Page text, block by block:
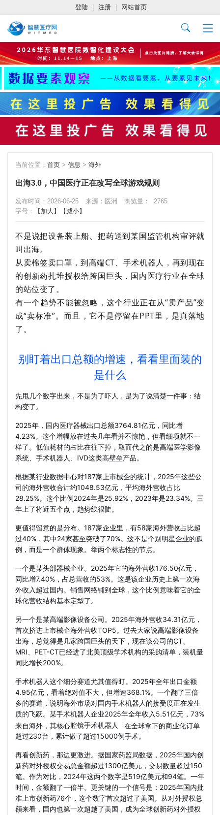
登陆 注册 网站首页
当前位置： 首页 > 信息 > 海外
出海3.0，中国医疗正在改写全球游戏规则
发布时间：2026-06-25 来源：医洲 浏览量：
2765
字号：
【加大】 【减小】
不是说把设备装上船、把药送到某国监管机构审评就
叫出海。
从卖棉签卖口罩，到高端CT、手术机器人，再到现在
的创新药扎堆授权给跨国巨头，国内医疗行业在全球
的站位变了。
有一个趋势不能被忽略，这个行业正在从“卖产品”变
成“卖标准”。而且，它不是停留在PPT里，是真落地
了。
别盯着出口总额的增速，看看里面装的
是什么
先甩几个数字出来，不是为了吓人，是为了说清楚一件事：结
构变了。
2025年，国内医疗器械出口总额3764.81亿元，同比增
4.23%。这个增幅放在过去几年看并不惊艳，但看细项就不一
样了。低值耗材的占比在往下掉，取而代之的是高端医学影像
系统、手术机器人、IVD这类高壁垒产品。
根据某行业数据中心对187家上市械企的统计，2025年这些公
司的海外营收合计约1048.53亿元，平均海外营收占比
28.25%。这个比例2024年是25.92%，2023年是23.34%。三
年上了将近五个点，趋势线很陡。
更值得留意的是分布。187家企业里，有58家海外营收占比超
过40%，其中24家甚至突破了70%。这不是个别明星企业的孤
例，而是一个群体现象。举两个标志性的节点。
一个是某头部器械企业。2025年它的海外营收176.50亿元，
同比增7.40%，占总营收的53%。这是该企业历史上第一次海
外收入超过国内。销售网络铺到全球，这个比例意味着它的全
球化营收结构基本定型了。
另一个是某高端影像设备公司。2025年海外营收34.31亿元，
首次挤进上市械企海外营收TOP5。过去大家说高端影像设备
出海，总觉得是几家跨国巨头的天下，现在该公司的CT、
MRI、PET-CT已经进了北美顶级学术机构的采购清单，装机量
同比增长200%。
手术机器人这个细分赛道尤其值得盯。2025年全年出口金额
4.95亿元，看着绝对值不大，但增速368.1%。一个翻了三倍
多的赛道，说明海外市场对国内手术机器人的接受度正在发生
质的飞跃。某手术机器人企业2025年全年收入5.51亿元，73%
来自海外，其核心腔镜手术机器人
在全球拿下的商业化订单
超过230台，累计做了超过15000例手术。
再看创新药，那边更激进。据国家药监局数据，2025年国内创
新药对外授权交易总金额超过1300亿美元，交易数量超过150
笔。作为对比，2024年这两个数字是519亿美元和94笔。一年
时间，金额翻了一倍半。更关键的一个信号是：2025年国内批
准上市创新药76个，这个数字首次超过了美国。从对外授权总
额来看，国内也第一次超越了美国，成为全球创新药对外授权